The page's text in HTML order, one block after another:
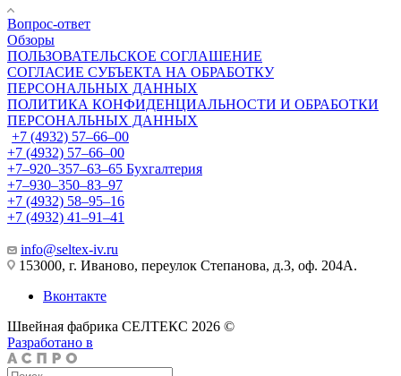
Вопрос-ответ
Обзоры
ПОЛЬЗОВАТЕЛЬСКОЕ СОГЛАШЕНИЕ
СОГЛАСИЕ СУБЪЕКТА НА ОБРАБОТКУ
ПЕРСОНАЛЬНЫХ ДАННЫХ
ПОЛИТИКА КОНФИДЕНЦИАЛЬНОСТИ И ОБРАБОТКИ
ПЕРСОНАЛЬНЫХ ДАННЫХ
+7 (4932) 57‒66‒00
+7 (4932) 57‒66‒00
+7‒920‒357‒63‒65 Бухгалтерия
+7‒930‒350‒83‒97
+7 (4932) 58‒95‒16
+7 (4932) 41‒91‒41
info@seltex-iv.ru
153000, г. Иваново, переулок Степанова, д.3, оф. 204А.
Вконтакте
Швейная фабрика СЕЛТЕКС 2026 ©
Разработано в